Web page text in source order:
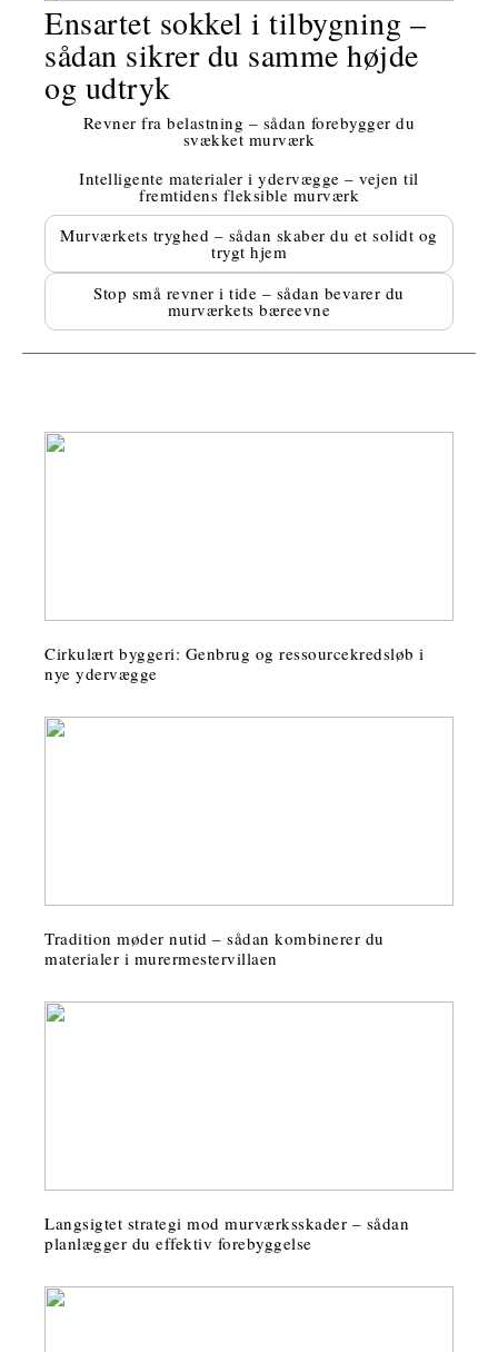
Ensartet sokkel i tilbygning –
sådan sikrer du samme højde
og udtryk
Revner fra belastning – sådan forebygger du
svækket murværk
Intelligente materialer i ydervægge – vejen til
fremtidens fleksible murværk
Murværkets tryghed – sådan skaber du et solidt og
trygt hjem
Stop små revner i tide – sådan bevarer du
murværkets bæreevne
Cirkulært byggeri: Genbrug og ressourcekredsløb i
nye ydervægge
Tradition møder nutid – sådan kombinerer du
materialer i murermestervillaen
Langsigtet strategi mod murværksskader – sådan
planlægger du effektiv forebyggelse